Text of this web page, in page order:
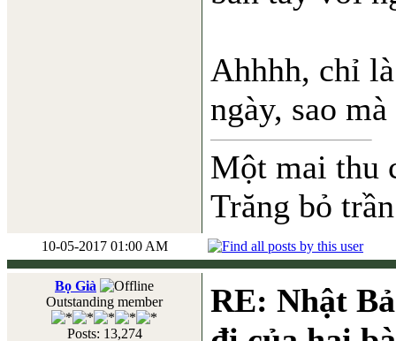
Ahhhh, chỉ
ngày, sao
Một mai thu
Trăng bỏ
10-05-2017 01:00 AM
Bọ Già
Outstanding member
Posts: 13,274
RE: Nhật